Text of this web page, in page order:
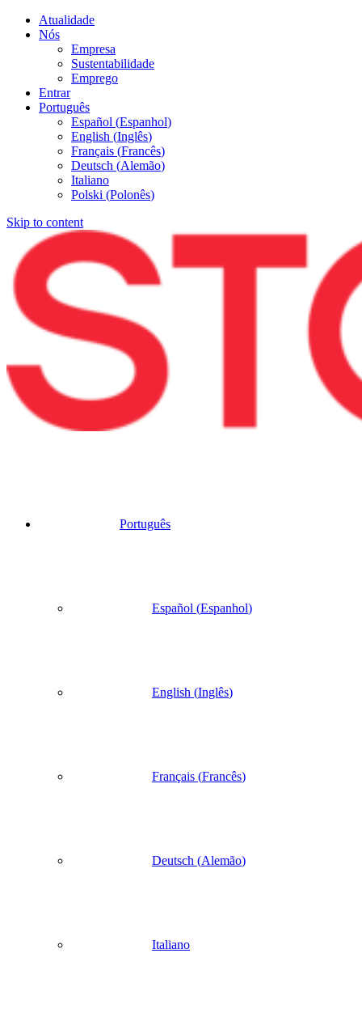
Atualidade
Nós
Empresa
Sustentabilidade
Emprego
Entrar
Português
Español (Espanhol)
English (Inglês)
Français (Francês)
Deutsch (Alemão)
Italiano
Polski (Polonês)
Skip to content
Português
Español (Espanhol)
English (Inglês)
Français (Francês)
Deutsch (Alemão)
Italiano